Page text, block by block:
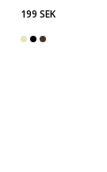
199 SEK